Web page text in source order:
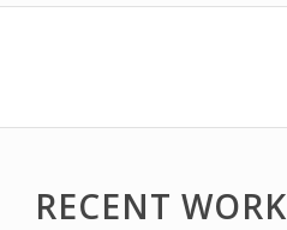
RECENT WORK